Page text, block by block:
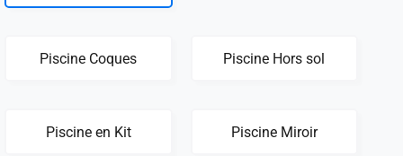
Piscine Coques Piscine Hors sol
Piscine en Kit Piscine Miroir